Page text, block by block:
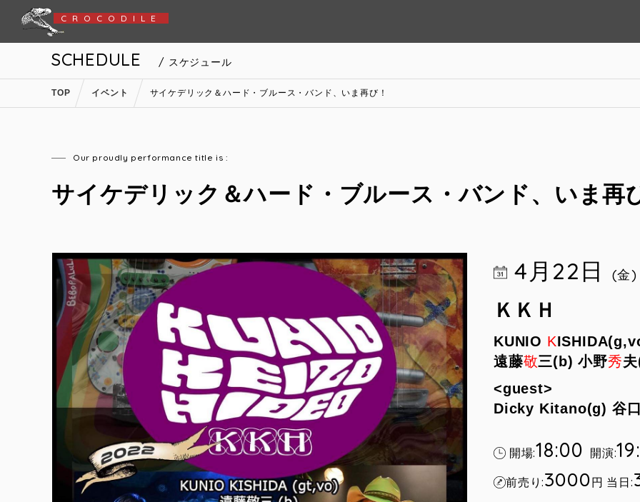
CROCODILE
SCHEDULE / スケジュール
TOP イベント サイケデリック＆ハード・ブルース・バンド、いま再び！
Our proudly performance title is :
サイケデリック＆ハード・ブルース・バンド、いま再
4月22日 (金)
ＫＫＨ
KUNIO K
遠藤敬三(b) 小野秀
<guest>
Dicky Kitano(g) 谷
開場:18:00 開演:
前売り:3000円 当日: